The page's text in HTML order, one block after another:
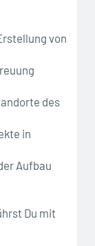
von
des
in
Aufbau
Du mit